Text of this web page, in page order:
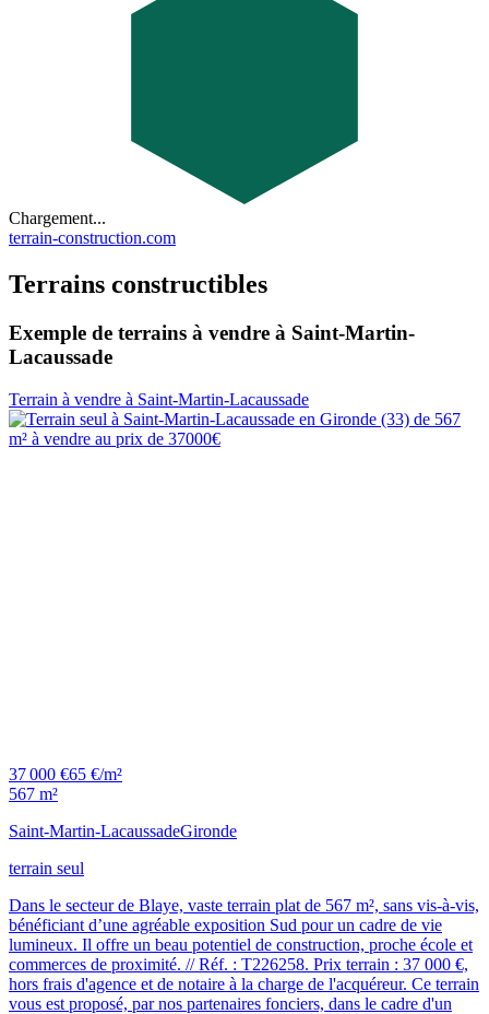
Chargement...
terrain-construction.com
Terrains constructibles
Exemple de terrains à vendre à Saint-Martin-
Lacaussade
Terrain à vendre à Saint-Martin-Lacaussade
37 000 €65 €/m²
567 m²
Saint-Martin-LacaussadeGironde
terrain seul
Dans le secteur de Blaye, vaste terrain plat de 567 m², sans vis-à-vis,
bénéficiant d’une agréable exposition Sud pour un cadre de vie
lumineux. Il offre un beau potentiel de construction, proche école et
commerces de proximité. // Réf. : T226258. Prix terrain : 37 000 €,
hors frais d'agence et de notaire à la charge de l'acquéreur. Ce terrain
vous est proposé, par nos partenaires fonciers, dans le cadre d'un